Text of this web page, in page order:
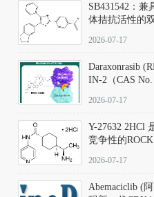
SB431542：兼
体拮抗活性的
D801067）
2026-07-17
Daraxonrasib
IN-2（CAS No.
向KRAS/
2026-07-17
Y-27632 2HCl
竞争性的
同等抑制
过精准嵌入激
发挥抑制作用
2026-07-17
Abemaciclib (